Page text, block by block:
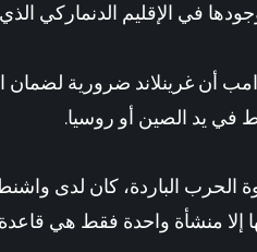
في الإقليم الدنماركي
أن غرينلاند ضرورية لضمان
يد الصين أو روسيا.
الحرب الباردة
إلا منشأة واحدة فقط هي